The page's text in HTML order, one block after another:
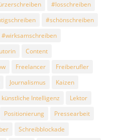
#losschreiben
#schönschreiben
#wirksamschreiben
Content
Freelancer
Freiberufler
Journalismus
Kaizen
künstliche Intelligenz
Lektor
Positionierung
Pressearbeit
Schreibblockade